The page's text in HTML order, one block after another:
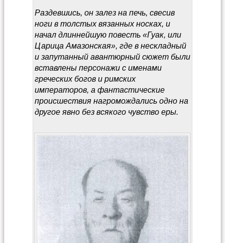
Раздевшись, он залез на печь, свесив
ноги в толстых вязанных носках, и
начал длиннейшую повесть «Гуак, или
Царица Амазонская», где в нескладный
и запутанный авантюрный сюжет были
вставлены персонажи с именами
греческих богов и римских
императоров, а фантастические
происшествия нагромождались одно на
другое явно без всякого чувство еры.